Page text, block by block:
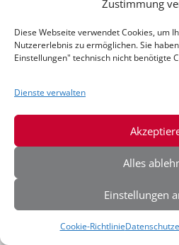
Zustimmung
Diese Webseite verwendet Cookies, um
Nutzererlebnis zu ermöglichen. Sie
Einstellungen" technisch nicht benötigte
Dienste verwalten
Alles
Einstellungen
Cookie-Richtlinie
Milchviehhaltung,
Haben Sie hierzu Fragen,